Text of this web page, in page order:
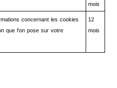
mois
concernant les cookies
que l'on pose sur votre
12
mois